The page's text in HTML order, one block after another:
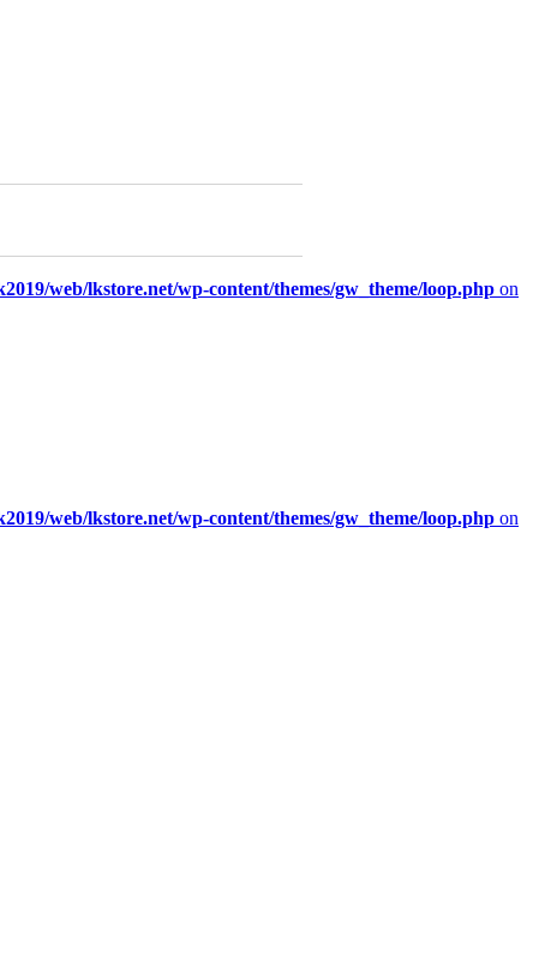
web/lkstore.net/wp-content/themes/gw_theme/loop.php on
web/lkstore.net/wp-content/themes/gw_theme/loop.php on